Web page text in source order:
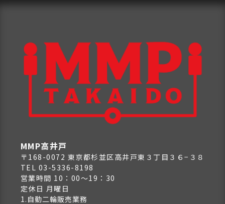
MMP高井戸
〒168-0072 東京都杉並区高井戸東３丁目３６−３８
TEL 03-5336-8198
営業時間 10：00～19：30
定休日 月曜日
1.自動二輪販売業務